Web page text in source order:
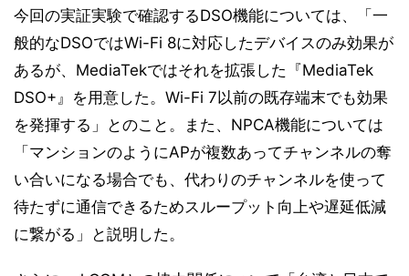
今回の実証実験で確認するDSO機能については、「一
般的なDSOではWi-Fi 8に対応したデバイスのみ効果が
あるが、MediaTekではそれを拡張した『MediaTek
DSO+』を用意した。Wi-Fi 7以前の既存端末でも効果
を発揮する」とのこと。また、NPCA機能については
「マンションのようにAPが複数あってチャンネルの奪
い合いになる場合でも、代わりのチャンネルを使って
待たずに通信できるためスループット向上や遅延低減
に繋がる」と説明した。